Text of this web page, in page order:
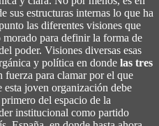
sus estructuras internas lo que ha
las diferentes visiones que
para definir la forma de
poder. Visiones diversas esas
y política en donde las tres
fuerza para clamar por el que
joven organización debe
del espacio de la
institucional como partido